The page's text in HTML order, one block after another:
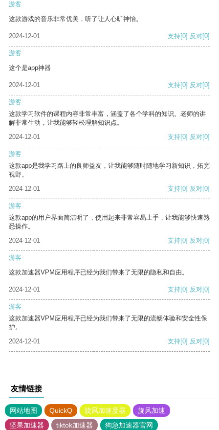
游客
这款游戏的音乐非常优美，听了让人心旷神怡。
2024-12-01 支持[0] 反对[0]
游客
这个是app神器
2024-12-01 支持[0] 反对[0]
游客
这款学习软件的课程内容非常丰富，涵盖了各个学科的知识。老师的讲
解非常生动，让我能够轻松理解知识点。
2024-12-01
支持[0] 反对[0]
游客
这款app是我学习路上的良师益友，让我能够随时随地学习新知识，拓宽
视野。
2024-12-01
支持[0] 反对[0]
游客
这款app的用户界面简洁明了，使用起来非常容易上手，让我能够快速熟
悉操作。
2024-12-01
支持[0] 反对[0]
游客
这款加速器VPM应用程序已经为我们带来了无限的隐私和自由。
2024-12-01 支持[0] 反对[0]
游客
这款加速器VPM应用程序已经为我们带来了无限的流畅体验和安全性保
护。
2024-12-01
支持[0] 反对[0]
友情链接
网站地图 QuickQ 旋风加速度器
旋风加速
坚果加速器
tiktok加速器
狗急加速器官网